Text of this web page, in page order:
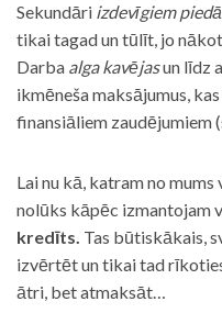
Sekundāri izdevīgiem
tikai tagad un tūlīt, jo
Darba alga kavējasun līdz
ikmēneša maksājumus,
finansiāliem zaudējumiem
Lai nu kā, katram no
nolūks kāpēc izmantojam
kredīts. Tas būtiskākais,
izvērtēt un tikai tad
ātri, bet atmaksāt…